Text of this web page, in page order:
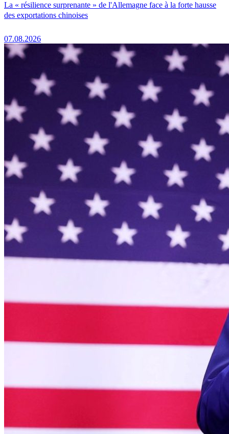
La « résilience surprenante » de l'Allemagne face à la forte hausse
des exportations chinoises
07.08.2026